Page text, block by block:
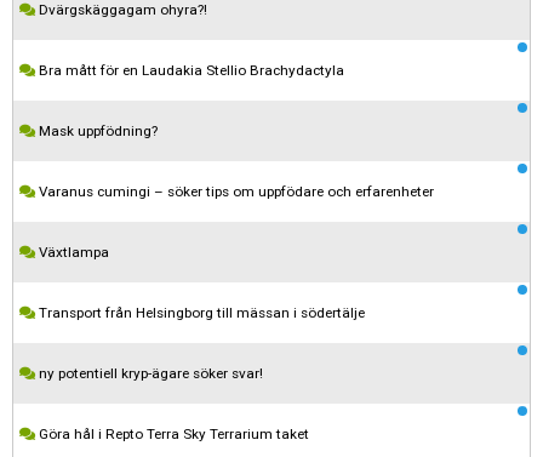
Dvärgskäggagam ohyra?!
Bra mått för en Laudakia Stellio Brachydactyla
Mask uppfödning?
Varanus cumingi – söker tips om uppfödare och erfarenheter
Växtlampa
Transport från Helsingborg till mässan i södertälje
ny potentiell kryp-ägare söker svar!
Göra hål i Repto Terra Sky Terrarium taket